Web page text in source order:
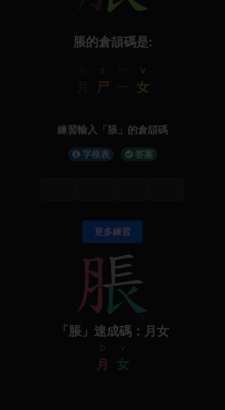
脹的倉頡碼是:
s
尸
m
一
v
女
練習輸入「脹」的倉頡碼
字根表 答案
更多練習
「脹」速成碼：月女
b
月
v
女